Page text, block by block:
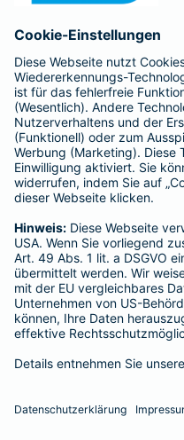
Schnelle
gewährleisten
Der Dackel Balu macht für
frisst er leider eine mit
Notfalls nimmt der Tierarzt
Besitzer muss eine
Basis-Schutz der
im tierärztlichen Notdienst
der Jahreshöchstleistung